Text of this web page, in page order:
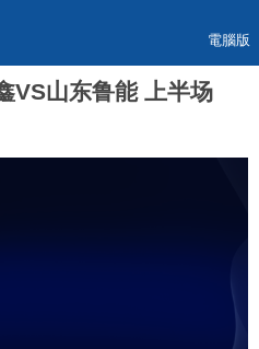
電腦版
VS山东鲁能 上半场